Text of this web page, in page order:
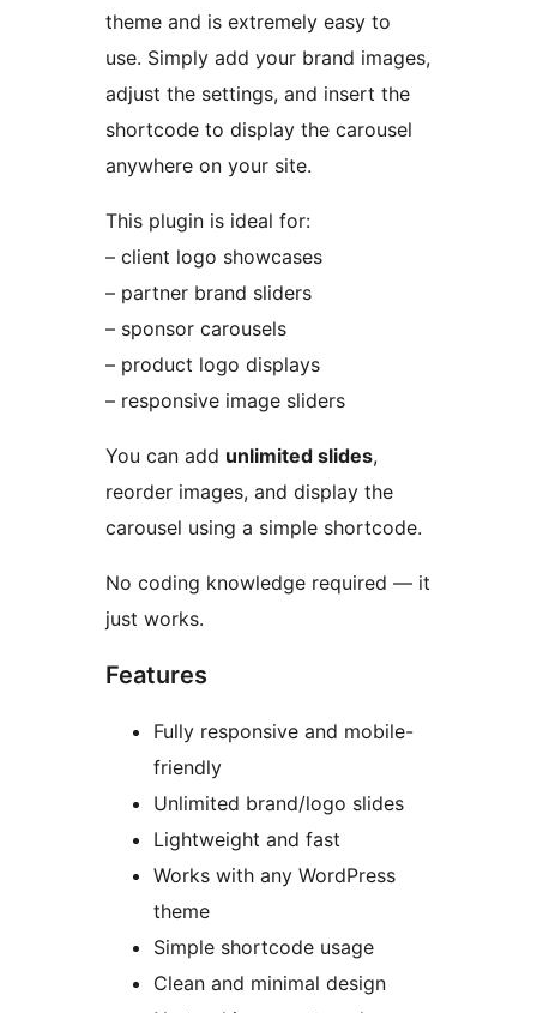
theme and is extremely easy to
use. Simply add your brand images,
adjust the settings, and insert the
shortcode to display the carousel
anywhere on your site.
This plugin is ideal for:
– client logo showcases
– partner brand sliders
– sponsor carousels
– product logo displays
– responsive image sliders
You can add unlimited slides,
reorder images, and display the
carousel using a simple shortcode.
No coding knowledge required — it
just works.
Features
Fully responsive and mobile-
friendly
Unlimited brand/logo slides
Lightweight and fast
Works with any WordPress
theme
Simple shortcode usage
Clean and minimal design